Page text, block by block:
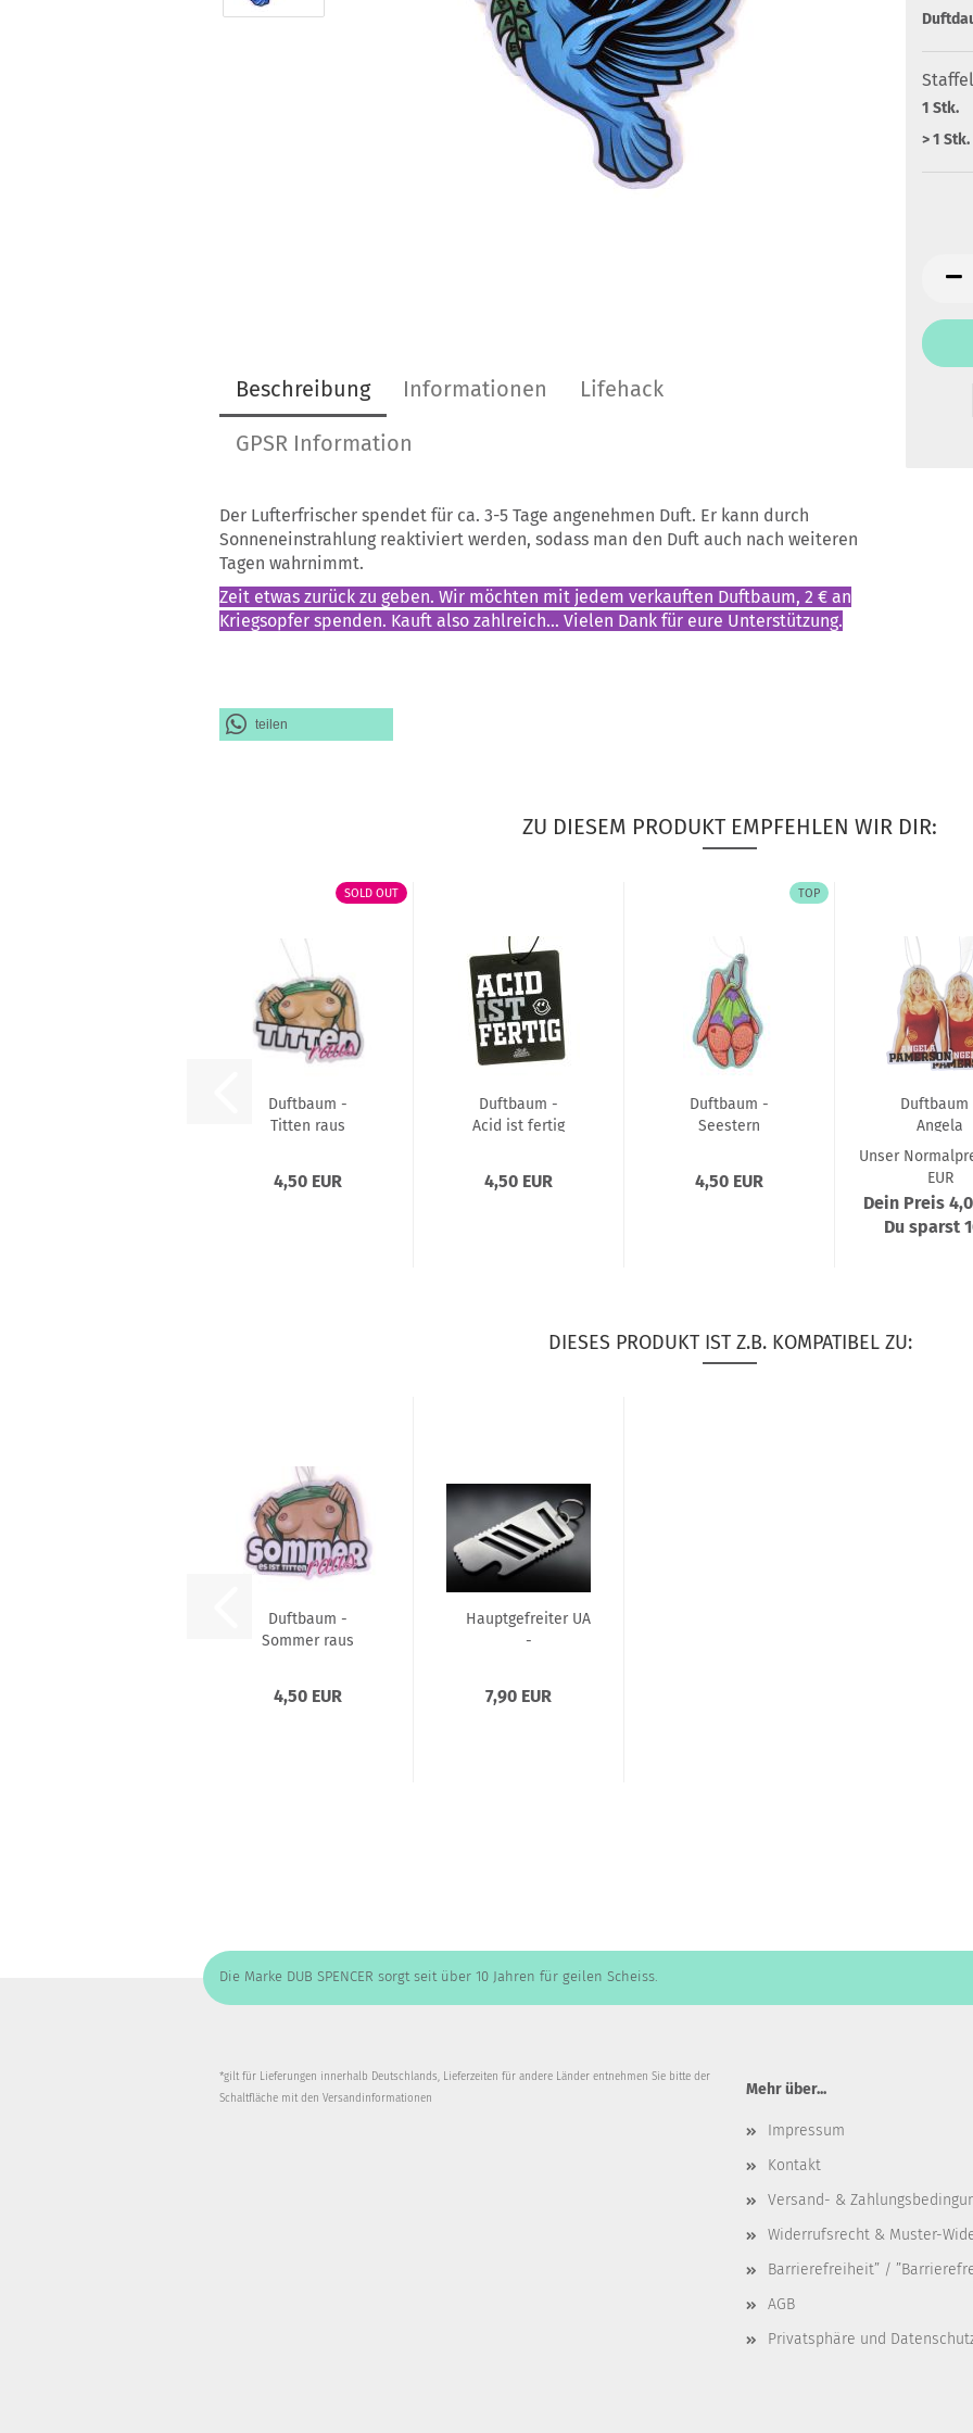
1 Stk.
> 1 Stk.
Beschreibung Informationen Lifehack
GPSR Information
Der Lufterfrischer spendet für ca. 3-5 Tage angenehmen Duft. Er kann durch
Sonneneinstrahlung reaktiviert werden, sodass man den Duft auch nach weiteren
Tagen wahrnimmt.
Zeit etwas zurück zu geben. Wir möchten mit jedem verkauften Duftbaum, 2 € an
Kriegsopfer spenden. Kauft also zahlreich... Vielen Dank für eure Unterstützung.
teilen
ZU DIESEM PRODUKT EMPFEHLEN WIR DIR:
SOLD OUT
Duftbaum -
Titten raus
4,50 EUR
Duftbaum -
Acid ist fertig
4,50 EUR
TOP
Duftbaum -
Seestern
4,50 EUR
Duftbaum
Angela
Pamerson
Unser
EUR
Dein Preis
Du sparst
DIESES PRODUKT IST Z.B. KOMPATIBEL ZU:
Duftbaum -
Sommer raus
4,50 EUR
Hauptgefreiter UA
-
7,90 EUR
Die Marke DUB SPENCER sorgt seit über 10 Jahren für geilen Scheiss.
*gilt für Lieferungen innerhalb Deutschlands, Lieferzeiten für andere Länder entnehmen Sie bitte der
Schaltfläche mit den Versandinformationen Mehr über...
Impressum
Kontakt
Versand- &
Widerrufsrecht & Muster-
Barrierefreiheit” /
AGB
Privatsphäre und